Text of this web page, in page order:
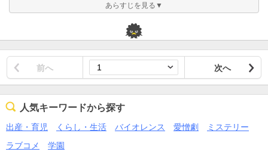
あらすじを見る▼
前へ 次へ
人気キーワードから探す
出産・育児 くらし・生活 バイオレンス 愛憎劇
ミステリー
ラブコメ
学園